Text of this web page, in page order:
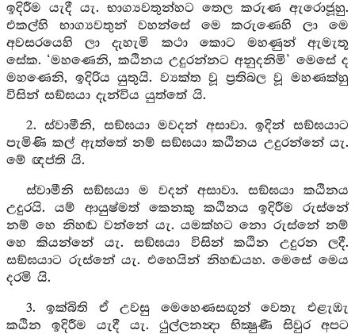
ඉදිරීම යැදී යැ. භාග්‍යවතුන්හට තෙල කරුණ ඇරොජූහු.
එකල්හි භාග්‍යවතුන් වහන්සේ මෙ කරුණෙහි ලා මෙ
අවසරයෙහි ලා දැහැමි කථා කොට මහණුන් ඇමැතූ
සේක. ‘මහණෙනි, කඨිනය උදුරන්නට අනුදනිමි’ මෙසේ ද
මහණෙනි, ඉදිරිය යුතුයි. ව්‍යක්ත වූ ප්‍රතිබල වූ මහණක්හු
විසින් සඞ්ඝයා දැන්විය යුත්තේ යි.
2. ස්වාමීනි, සඞ්ඝයා මවදන් අසාවා. ඉදින් සඞ්ඝයාට
පැමිණි කල් ඇත්තේ නම් සඞ්ඝයා කඨිනය උදුරන්නේ යැ.
මේ ඥප්ති යි.
ස්වාමීනි සඞ්ඝයා ම වදන් අසාවා. සඞ්ඝයා කඨිනය
උදුරයි. යම් ආයුෂ්මත් කෙනකු කඨිනය ඉදිරීම රුස්නේ
නම් හෙ නිහඬ වන්නේ යැ. යමක්හට නො රුස්නේ නම්
හෙ කියන්නේ යැ. සඞ්ඝයා විසින් කඨින උදුරන ලදී.
සඞ්ඝයාට රුස්නේ යැ. එහෙයින් නිහඬයහ. මෙසේ මෙය
දරමි යි.
3. ඉක්බිති ඒ උවසු මෙහෙණසඟුන් වෙතැ එළැඹැ
කඨින ඉදිරීම යැදී යැ. ථුල්ලනන්‍දා භික්‍ෂුණී සිවුර අපට